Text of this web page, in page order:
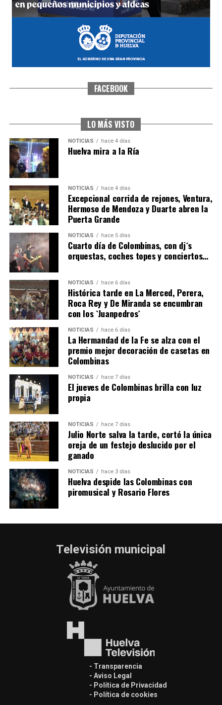
CUARTA CORRIDA DE LAS FIESTAS COLOMBINAS
4º DÍA DE LAS FIESTAS COLOMBINAS 2026
hace 5 días Huelvatv
SEXTA CORRIDA DE LAS FIESTAS COLOMBINAS
2026
hace 3 días· Huelvatv
FACEBOOK
LO MÁS VISTO
NOTICIAS hace 4 días
Huelva mira a la Ría
NOTICIAS hace 4 días
Excepcional corrida de rejones, Ventura,
Hermoso de Mendoza y Duarte abren la
Puerta Grande
NOTICIAS hace 5 días
Cuarto día de Colombinas, con dj´s
orquestas, coches topes y conciertos…
NOTICIAS hace 6 días
Histórica tarde en La Merced, Perera,
Roca Rey y De Miranda se encumbran
con los `Juanpedros´
NOTICIAS hace 6 días
La Hermandad de la Fe se alza con el
premio mejor decoración de casetas en
Colombinas
NOTICIAS hace 7 días
El jueves de Colombinas brilla con luz
propia
NOTICIAS hace 7 días
Julio Norte salva la tarde, cortó la única
oreja de un festejo deslucido por el
ganado
NOTICIAS hace 3 días
Huelva despide las Colombinas con
piromusical y Rosario Flores
Televisión municipal
- Transparencia
- Aviso Legal
- Política de Privacidad
- Política de cookies